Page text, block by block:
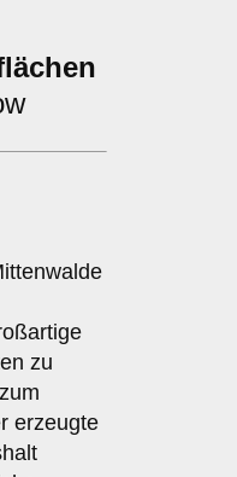
zu
erzeugte